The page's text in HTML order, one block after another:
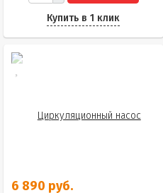
Купить в 1 клик
6 890 руб.